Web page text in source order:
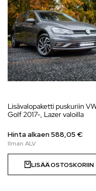
Lisävalopaketti puskuriin
Golf 2017-, Lazer valoilla
Hinta alkaen588,05 €
LISÄÄ OSTOSKORIIN